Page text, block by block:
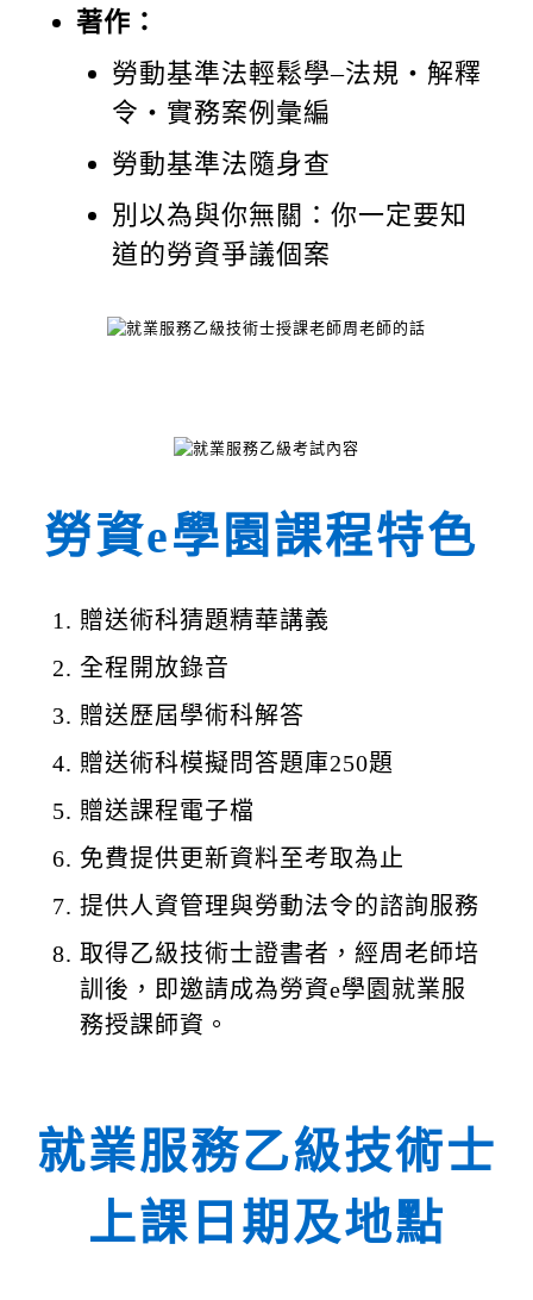
著作：
勞動基準法輕鬆學–法規‧解釋
令‧實務案例彙編
勞動基準法隨身查
別以為與你無關：你一定要知
道的勞資爭議個案
勞資e學園課程特色
贈送術科猜題精華講義
全程開放錄音
贈送歷屆學術科解答
贈送術科模擬問答題庫250題
贈送課程電子檔
免費提供更新資料至考取為止
提供人資管理與勞動法令的諮詢服務
取得乙級技術士證書者，經周老師培
訓後，即邀請成為勞資e學園就業服
務授課師資。
就業服務乙級技術士
上課日期及地點